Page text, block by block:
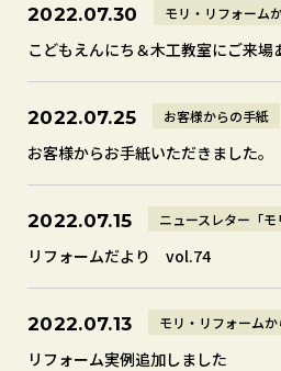
2022.07.30 モリ・リフォーム
こどもえんにち＆木工教室にご来
2022.07.25 お客様からの手紙
お客様からお手紙いただきました。
2022.07.15 ニュースレター「モ
リフォームだより vol.74
2022.07.13 モリ・リフォーム
リフォーム実例追加しました